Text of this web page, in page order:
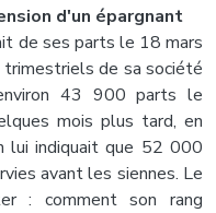
d'un épargnant
de ses parts le 18 mars
de sa société
43 900 parts le
mois plus tard, en
indiquait que 52 000
avant les siennes. Le
: comment son rang